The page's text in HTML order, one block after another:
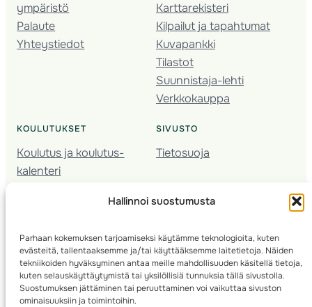
Hallinnoi suostumusta
Parhaan kokemuksen tarjoamiseksi käytämme teknologioita, kuten
evästeitä, tallentaaksemme ja/tai käyttääksemme laitetietoja. Näiden
tekniikoiden hyväksyminen antaa meille mahdollisuuden käsitellä tietoja,
kuten selauskäyttäytymistä tai yksilöllisiä tunnuksia tällä sivustolla.
Suostumuksen jättäminen tai peruuttaminen voi vaikuttaa sivuston
ominaisuuksiin ja toimintoihin.
ympäristö
Palaute
Yhteystiedot
Karttarekisteri
Kilpailut ja tapahtumat
Kuvapankki
Tilastot
Suunnistaja-lehti
Verkkokauppa
KOULUTUKSET
Koulutus ja koulutus­
kalenteri
Seura­kehittäminen
Kartoitus
Ratamestari
SIVUSTO
Tietosuoja
© 2025 ·Suomen Suunnistusliitto· Valimotie 10, 00380 Helsinki, Finland